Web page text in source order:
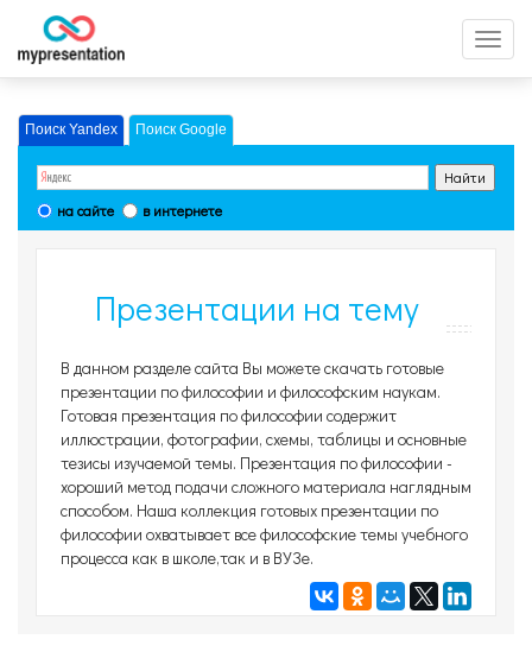
меню
Поиск Yandex Поиск Google
на сайте в интернете
Презентации на тему
В данном разделе сайта Вы можете скачать готовые
презентации по философии и философским наукам.
Готовая презентация по философии содержит
иллюстрации, фотографии, схемы, таблицы и основные
тезисы изучаемой темы. Презентация по философии -
хороший метод подачи сложного материала наглядным
способом. Наша коллекция готовых презентации по
философии охватывает все философские темы учебного
процесса как в школе,так и в ВУЗе.